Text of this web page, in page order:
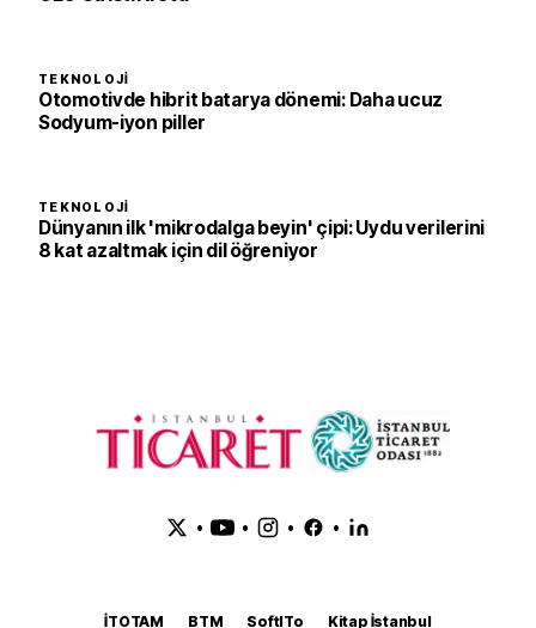
TEKNOLOJI
Otomotivde hibrit batarya dönemi: Daha ucuz
Sodyum-iyon piller
TEKNOLOJI
Dünyanın ilk 'mikrodalga beyin' çipi: Uydu verilerini
8 kat azaltmak için dil öğreniyor
• • • •
İTOTAM BTM SoftITo
Kitap İstanbul